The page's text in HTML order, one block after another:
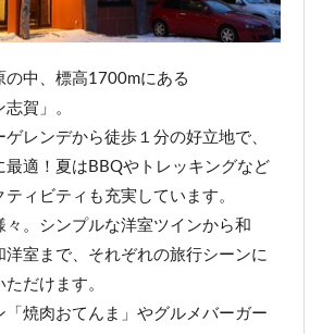
の中、標高1700mにある
賀」。
レンデから徒歩１分の好立地で、
最適！夏はBBQやトレッキングなど
ィビティも充実しています。
々。シンプルな洋室ツインから和
洋室まで、それぞれの旅行シーンに
だけます。
「焼肉おてんま」やグルメバーガー